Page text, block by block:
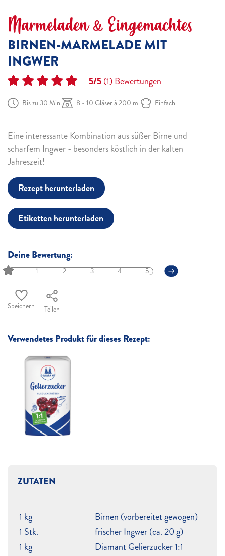
Marmeladen & Eingemachtes
BIRNEN-MARMELADE MIT
INGWER
5/5(1)Bewertungen
Bis zu 30 Min. 8 - 10 Gläser à 200 ml Einfach
Eine interessante Kombination aus süßer Birne und
scharfem Ingwer - besonders köstlich in der kalten
Jahreszeit!
Rezept herunterladen
Etiketten herunterladen
Deine Bewertung:
1 2 3 4 5
Speichern Teilen
Verwendetes Produkt für dieses Rezept:
ZUTATEN
1 kg
Birnen (vorbereitet gewogen)
1 Stk.
frischer Ingwer (ca. 20 g)
1 kg
Diamant Gelierzucker 1:1